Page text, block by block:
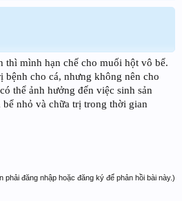
thì mình hạn chế cho muối hột vô bể.
cho cá, nhưng không nên cho
thể ảnh hưởng đến việc sinh sản
bể nhỏ và chữa trị trong thời gian
phải đăng nhập hoặc đăng ký để phản hồi bài này.)